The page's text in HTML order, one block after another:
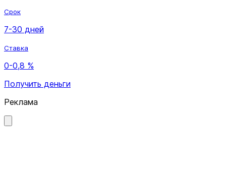
Срок
7-30 дней
Ставка
0-0,8 %
Получить деньги
Реклама